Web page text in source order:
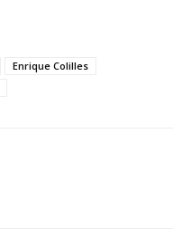
Enrique Colilles